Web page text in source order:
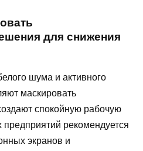
для снижения
шума и активного
маскировать
спокойную рабочую
рекомендуется
экранов и